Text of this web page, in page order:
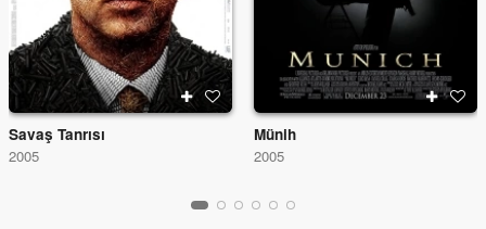
Savaş Tanrısı
2005
Münih
2005